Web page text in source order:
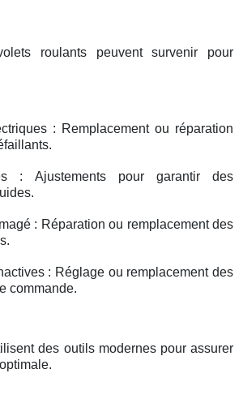
roulants peuvent survenir pour
: Remplacement ou réparation
: Ajustements pour garantir des
: Réparation ou remplacement des
: Réglage ou remplacement des
commande.
des outils modernes pour assurer